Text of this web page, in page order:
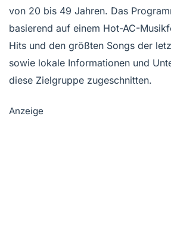
von 20 bis 49 Jahren. Das
basierend auf einem Hot-AC-
Hits und den größten Songs der
sowie lokale Informationen und
diese Zielgruppe zugeschnitten.
Anzeige